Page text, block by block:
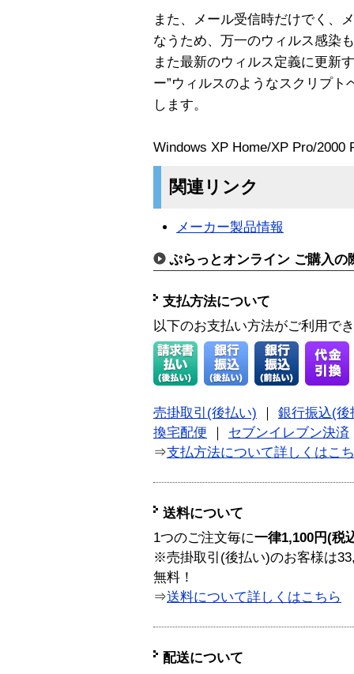
また、メール受信時だけでく、
なうため、万一のウィルス感染
また最新のウィルス定義に更新
ー”ウィルスのようなスクリプ
します。
Windows XP Home/XP Pro/2000
関連リンク
メーカー製品情報
ぷらっとオンライン ご購入の
支払方法について
以下のお支払い方法がご利用で
売掛取引(後払い)
銀行振込(後
換宅配便
セブンイレブン決済
⇒支払方法について詳しくはこ
送料について
1つのご注文毎に一律1,100円(税
※売掛取引(後払い)のお客様は
無料！
⇒送料について詳しくはこちら
配送について